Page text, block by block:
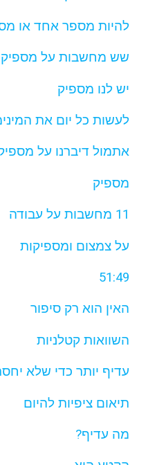
להיות מספר אחד או
שש מחשבות על מספיק
יש לנו מספיק
לעשות כל יום את
אתמול דיברנו על
מספיק
11 מחשבות על עבודה
על צמצום ומספיקות
51:49
האין הוא רק סיפור
השוואות קטלניות
עדיף יותר כדי שלא
תיאום ציפיות להיום
מה עדיף?